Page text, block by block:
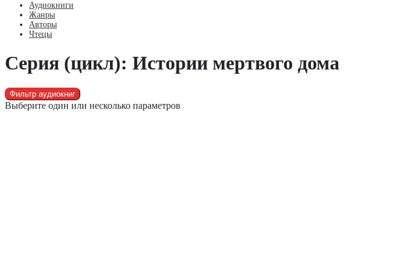
Аудиокниги
Жанры
Авторы
Чтецы
Серия (цикл): Истории мертвого дома
Фильтр аудиокниг
Выберите один или несколько параметров